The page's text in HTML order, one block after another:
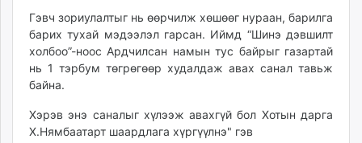
mglradio.com
fact.mn
itoim.mn
tumen.mn
shuum.mn
times.mn
tvmongolia.mn
Гэвч зориулалтыг нь өөрчилж хөшөөг нураан, барилга
барих тухай мэдээлэл гарсан. Иймд “Шинэ дэвшилт
холбоо”-ноос Ардчилсан намын тус байрыг газартай
нь 1 тэрбум төгрөгөөр худалдаж авах санал тавьж
байна.
Хэрэв энэ саналыг хүлээж авахгүй бол Хотын дарга
Х.Нямбаатарт шаардлага хүргүүлнэ" гэв